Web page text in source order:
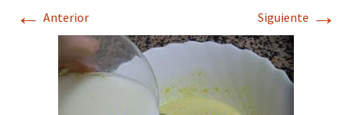
← Anterior Siguiente →